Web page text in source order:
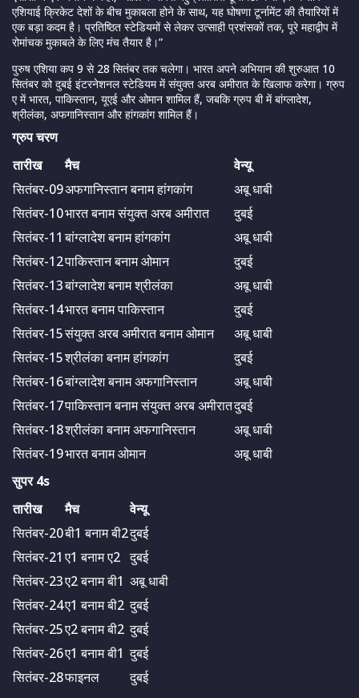
एशियाई क्रिकेट देशों के बीच मुकाबला होने के साथ, यह घोषणा टूर्नामेंट की तैयारियों में
एक बड़ा कदम है। प्रतिष्ठित स्टेडियमों से लेकर उत्साही प्रशंसकों तक, पूरे महाद्वीप में
रोमांचक मुकाबले के लिए मंच तैयार है।”
पुरुष एशिया कप 9 से 28 सितंबर तक चलेगा। भारत अपने अभियान की शुरुआत 10
सितंबर को दुबई इंटरनेशनल स्टेडियम में संयुक्त अरब अमीरात के खिलाफ करेगा। ग्रुप
ए में भारत, पाकिस्तान, यूएई और ओमान शामिल हैं, जबकि ग्रुप बी में बांग्लादेश,
श्रीलंका, अफगानिस्तान और हांगकांग शामिल हैं।
ग्रुप चरण
तारीख
मैच
वेन्यू
सितंबर-09अफगानिस्तान बनाम हांगकांग
अबू धाबी
सितंबर-10भारत बनाम संयुक्त अरब अमीरात
दुबई
सितंबर-11 बांग्लादेश बनाम हांगकांग
अबू धाबी
सितंबर-12पाकिस्तान बनाम ओमान
दुबई
सितंबर-13बांग्लादेश बनाम श्रीलंका
अबू धाबी
सितंबर-14भारत बनाम पाकिस्तान
दुबई
सितंबर-15संयुक्त अरब अमीरात बनाम ओमान
अबू धाबी
सितंबर-15श्रीलंका बनाम हांगकांग
दुबई
सितंबर-16बांग्लादेश बनाम अफगानिस्तान
अबू धाबी
सितंबर-17पाकिस्तान बनाम संयुक्त अरब अमीरातदुबई
सितंबर-18श्रीलंका बनाम अफगानिस्तान
अबू धाबी
सितंबर-19भारत बनाम ओमान
अबू धाबी
सुपर 4s
तारीख
मैच
वेन्यू
सितंबर-20बी1 बनाम बी2दुबई
सितंबर-21 ए1 बनाम ए2 दुबई
सितंबर-23ए2 बनाम बी1 अबू धाबी
सितंबर-24ए1 बनाम बी2 दुबई
सितंबर-25ए2 बनाम बी2 दुबई
सितंबर-26ए1 बनाम बी1 दुबई
सितंबर-28फाइनल दुबई